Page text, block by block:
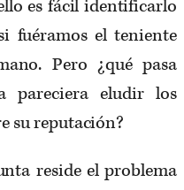
es fácil identificarlo
fuéramos el teniente
Pero ¿qué pasa
pareciera eludir los
su reputación?
reside el problema